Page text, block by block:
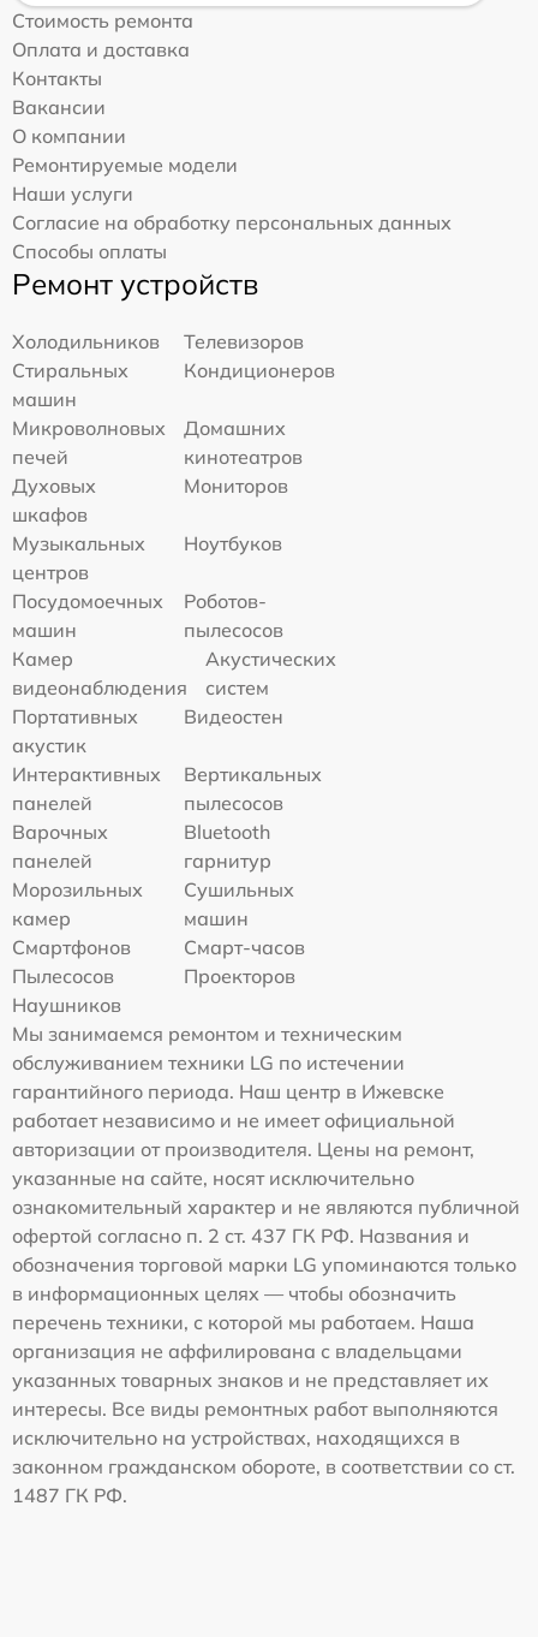
Стоимость ремонта
Оплата и доставка
Контакты
Вакансии
О компании
Ремонтируемые модели
Наши услуги
Согласие на обработку персональных данных
Способы оплаты
Ремонт устройств
Холодильников
Телевизоров
Стиральных
машин
Кондиционеров
Микроволновых
печей
Домашних
кинотеатров
Духовых
шкафов
Мониторов
Музыкальных
центров
Ноутбуков
Посудомоечных
машин
Роботов-
пылесосов
Камер
видеонаблюдения
Акустических
систем
Портативных
акустик
Видеостен
Интерактивных
панелей
Вертикальных
пылесосов
Варочных
панелей
Bluetooth
гарнитур
Морозильных
камер
Сушильных
машин
Смартфонов
Смарт-часов
Пылесосов
Проекторов
Наушников
Мы занимаемся ремонтом и техническим
обслуживанием техники LG по истечении
гарантийного периода. Наш центр в Ижевске
работает независимо и не имеет официальной
авторизации от производителя. Цены на ремонт,
указанные на сайте, носят исключительно
ознакомительный характер и не являются публичной
офертой согласно п. 2 ст. 437 ГК РФ. Названия и
обозначения торговой марки LG упоминаются только
в информационных целях — чтобы обозначить
перечень техники, с которой мы работаем. Наша
организация не аффилирована с владельцами
указанных товарных знаков и не представляет их
интересы. Все виды ремонтных работ выполняются
исключительно на устройствах, находящихся в
законном гражданском обороте, в соответствии со ст.
1487 ГК РФ.